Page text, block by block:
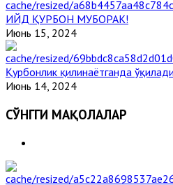
ИЙД ҚУРБОН МУБОРАК!
Июнь 15, 2024
Қурбонлик қилинаётганда
Июнь 14, 2024
СЎНГГИ МАҚОЛАЛАР